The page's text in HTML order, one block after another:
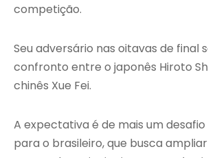
competição.
Seu adversário nas oitavas de final
confronto entre o japonês Hiroto
chinês Xue Fei.
A expectativa é de mais um
para o brasileiro, que busca